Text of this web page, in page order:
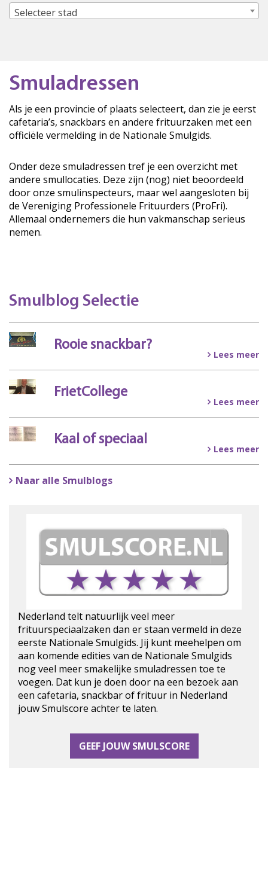
Selecteer stad
Smuladressen
Als je een provincie of plaats selecteert, dan zie je eerst
cafetaria’s, snackbars en andere frituurzaken met een
officiële vermelding in de Nationale Smulgids.
Onder deze smuladressen tref je een overzicht met
andere smullocaties. Deze zijn (nog) niet beoordeeld
door onze smulinspecteurs, maar wel aangesloten bij
de Vereniging Professionele Frituurders (ProFri).
Allemaal ondernemers die hun vakmanschap serieus
nemen.
Smulblog Selectie
Rooie snackbar?
Lees meer
FrietCollege
Lees meer
Kaal of speciaal
Lees meer
Naar alle Smulblogs
Nederland telt natuurlijk veel meer
frituurspeciaalzaken dan er staan vermeld in deze
eerste Nationale Smulgids. Jij kunt meehelpen om
aan komende edities van de Nationale Smulgids
nog veel meer smakelijke smuladressen toe te
voegen. Dat kun je doen door na een bezoek aan
een cafetaria, snackbar of frituur in Nederland
jouw Smulscore achter te laten.
GEEF JOUW SMULSCORE